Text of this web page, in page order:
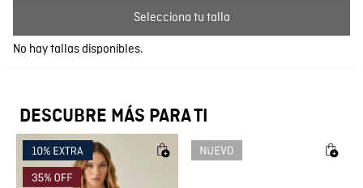
Selecciona tu talla
No hay tallas disponibles.
DESCUBRE MÁS PARA TI